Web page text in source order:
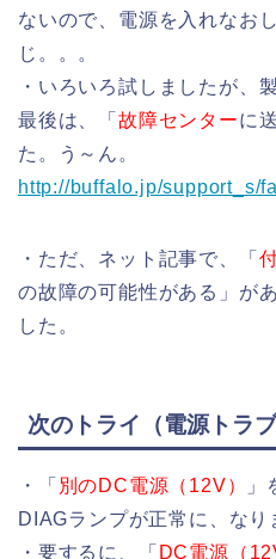
ないので、電源を入れなお
じ。。。
・いろいろ試しましたが、
最後は、「 故障センターに
た。う～ん。
http://buffalo.jp/support_s/
・ただ、ネット記事で、「
の故障の可能性がある」が
した。
次のトライ（電源トラブ
・「 別のDC電源（12V）
」
DIAGランプが正常に、なり
・要するに、「 DC電源（